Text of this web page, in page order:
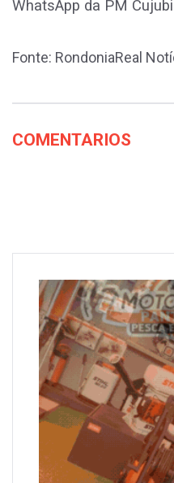
WhatsApp da PM
Fonte: RondoniaReal
COMENTARIOS